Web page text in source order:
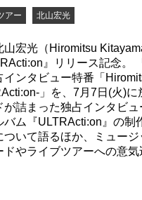
アー 北山宏光
山宏光（Hiromitsu
』リリース記念。
インタビュー特番「
」を、7月7日(火)
が詰まった独占インタビ
バム『ULTRActi:on』の制
ついて語るほか、ミュー
ドやライブツアーへの意気